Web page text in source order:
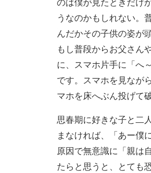
のは僕が見たときだけ
うなのかもしれない。
んだかその子供の姿が
もし普段からお父さん
に、スマホ片手に「へ
です。スマホを見なが
マホを床へぶん投げて
思春期に好きな子 と二
まなければ、「あー僕
原因で無意識に「親は
たらと思うと、とて も